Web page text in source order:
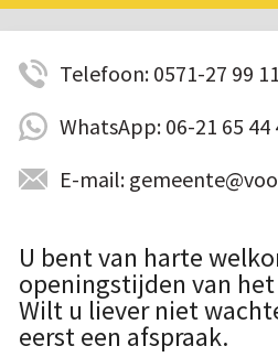
Telefoon: 0571-27 99
WhatsApp: 06-21 65 44
E-mail:
U bent van harte
openingstijden van
Wilt u liever niet
eerst een afspraak.